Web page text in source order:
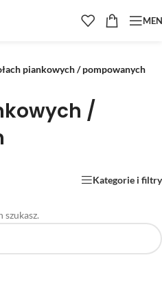
piankowych / pompowanych
/
Kategorie i filtry